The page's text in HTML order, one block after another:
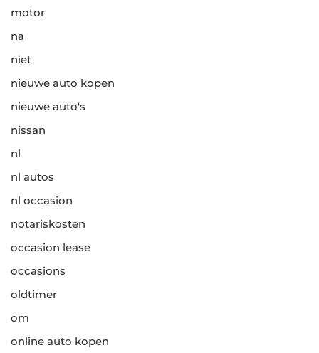
motor
na
niet
nieuwe auto kopen
nieuwe auto's
nissan
nl
nl autos
nl occasion
notariskosten
occasion lease
occasions
oldtimer
om
online auto kopen